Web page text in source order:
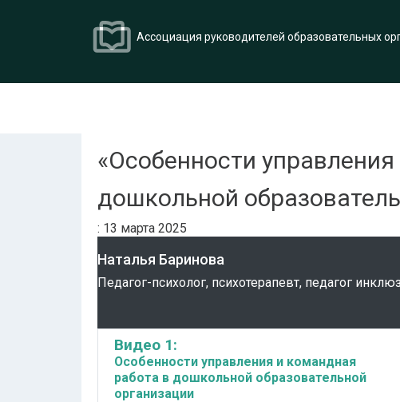
Ассоциация руководителей образовательных
«Особенности
дошкольной
: 13 марта 2025
Наталья Баринова
Педагог-психолог, психотерапевт, педагог
Видео 1:
Особенности управления и командная
работа в дошкольной образовательной
организации